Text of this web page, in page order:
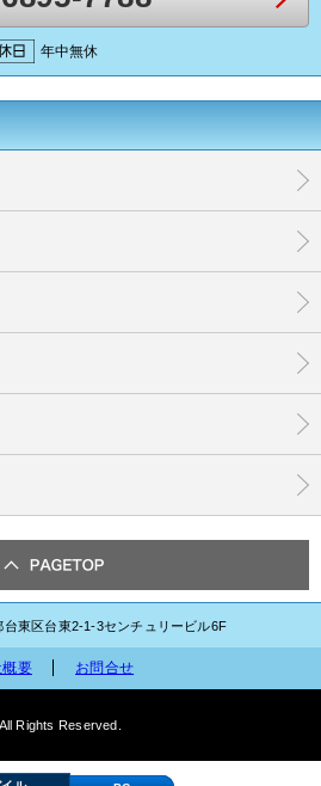
年中無休
東区台東2-1-3センチュリービル6F
概要 お問合せ
Rights Reserved.